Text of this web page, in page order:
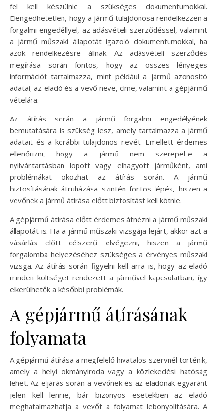
fel kell készülnie a szükséges dokumentumokkal.
Elengedhetetlen, hogy a jármű tulajdonosa rendelkezzen a
forgalmi engedéllyel, az adásvételi szerződéssel, valamint
a jármű műszaki állapotát igazoló dokumentumokkal, ha
azok rendelkezésre állnak. Az adásvételi szerződés
megírása során fontos, hogy az összes lényeges
információt tartalmazza, mint például a jármű azonosító
adatai, az eladó és a vevő neve, címe, valamint a gépjármű
vételára.
Az átírás során a jármű forgalmi engedélyének
bemutatására is szükség lesz, amely tartalmazza a jármű
adatait és a korábbi tulajdonos nevét. Emellett érdemes
ellenőrizni, hogy a jármű nem szerepel-e a
nyilvántartásban lopott vagy elhagyott járműként, ami
problémákat okozhat az átírás során. A jármű
biztosításának átruházása szintén fontos lépés, hiszen a
vevőnek a jármű átírása előtt biztosítást kell kötnie.
A gépjármű átírása előtt érdemes átnézni a jármű műszaki
állapotát is. Ha a jármű műszaki vizsgája lejárt, akkor azt a
vásárlás előtt célszerű elvégezni, hiszen a jármű
forgalomba helyezéséhez szükséges a érvényes műszaki
vizsga. Az átírás során figyelni kell arra is, hogy az eladó
minden költséget rendezett a járművel kapcsolatban, így
elkerülhetők a későbbi problémák.
A gépjármű átírásának
folyamata
A gépjármű átírása a megfelelő hivatalos szervnél történik,
amely a helyi okmányiroda vagy a közlekedési hatóság
lehet. Az eljárás során a vevőnek és az eladónak egyaránt
jelen kell lennie, bár bizonyos esetekben az eladó
meghatalmazhatja a vevőt a folyamat lebonyolítására. A